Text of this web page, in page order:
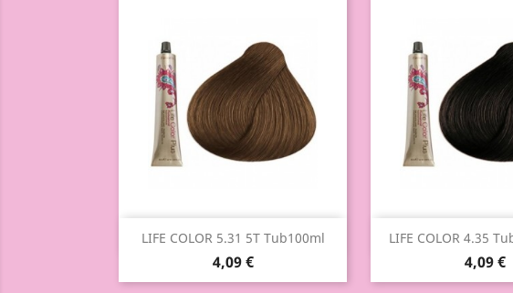
LIFE COLOR 5.31 5T Tub100ml
4,09 €
Aperçu rapide LIFE COLOR 4.35
4,09 €
Aperçu